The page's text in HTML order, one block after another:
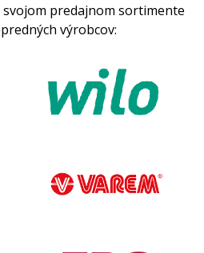
svojom predajnom sortimente
výrobcov: